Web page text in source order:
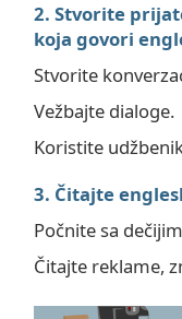
2. Stvorite
koja govori
Stvorite
Vežbajte dialoge.
Koristite
3. Čitajte
Počnite sa
Čitajte reklame,